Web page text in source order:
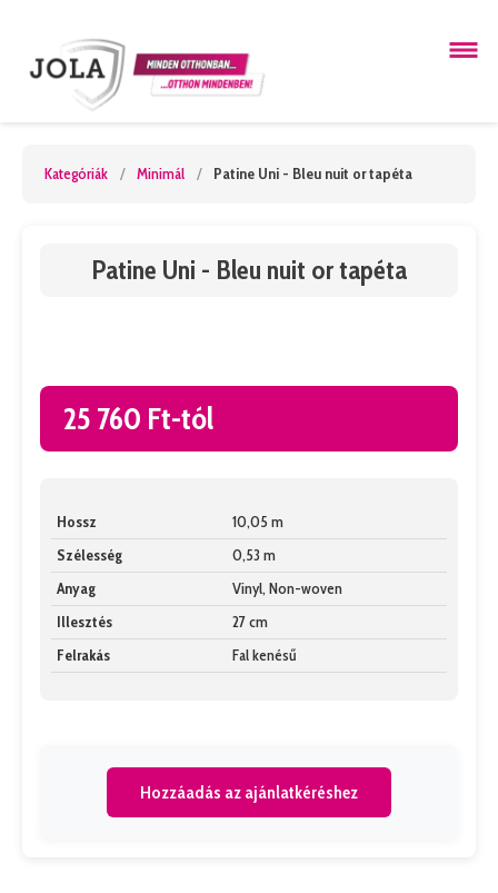
Kategóriák / Minimál / Patine Uni - Bleu nuit or tapéta
Patine Uni - Bleu nuit or tapéta
25 760 Ft-tól
Hossz
10,05 m
Szélesség
0,53 m
Anyag
Vinyl, Non-woven
Illesztés
27 cm
Felrakás
Fal kenésű
Hozzáadás az ajánlatkéréshez